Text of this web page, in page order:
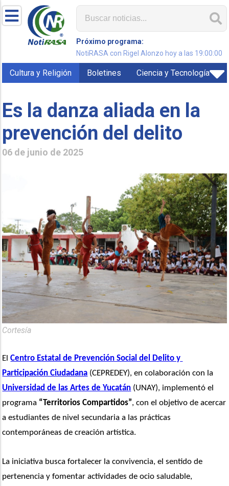
Próximo programa:
NotiRASA con Rigel Alonzo hoy a las 19:00:00
Cultura y Religión Boletines Ciencia y Tecnología
Es la danza aliada en la
prevención del delito
06 de junio de 2025
Cortesía
El Centro Estatal de Prevención Social del Delito y
Participación Ciudadana
Universidad de las Artes de Yucatán (UNAY), implementó el
programa “Territorios Compartidos”, con el objetivo de acercar
a estudiantes de nivel secundaria a las prácticas
contemporáneas de creación artística.
La iniciativa busca fortalecer la convivencia, el sentido de
pertenencia y fomentar actividades de ocio saludable,